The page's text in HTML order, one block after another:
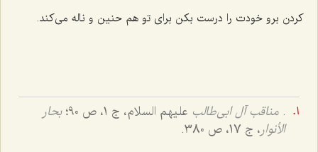
کردن برو خودت را درست بکن براى تو هم حنین و ناله مى‌کند.
. مناقب آل ابی‌طالب علیهم السلام، ج 1، ص 90؛
بحار
الأنوار، ج 17، ص 380.